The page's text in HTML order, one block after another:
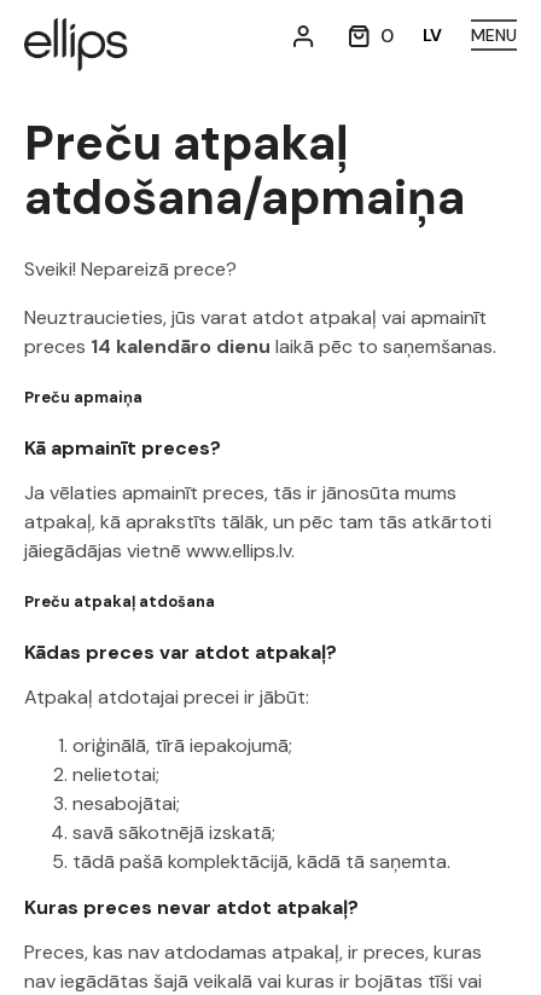
0 LV MENU
Preču atpakaļ
atdošana/apmaiņa
Sveiki! Nepareizā prece?
Neuztraucieties, jūs varat atdot atpakaļ vai apmainīt
preces 14 kalendāro dienu laikā pēc to saņemšanas.
Preču apmaiņa
Kā apmainīt preces?
Ja vēlaties apmainīt preces, tās ir jānosūta mums
atpakaļ, kā aprakstīts tālāk, un pēc tam tās atkārtoti
jāiegādājas vietnē www.ellips.lv.
Preču atpakaļ atdošana
Kādas preces var atdot atpakaļ?
Atpakaļ atdotajai precei ir jābūt:
oriģinālā, tīrā iepakojumā;
nelietotai;
nesabojātai;
savā sākotnējā izskatā;
tādā pašā komplektācijā, kādā tā saņemta.
Kuras preces nevar atdot atpakaļ?
Preces, kas nav atdodamas atpakaļ, ir preces, kuras
nav iegādātas šajā veikalā vai kuras ir bojātas tīši vai